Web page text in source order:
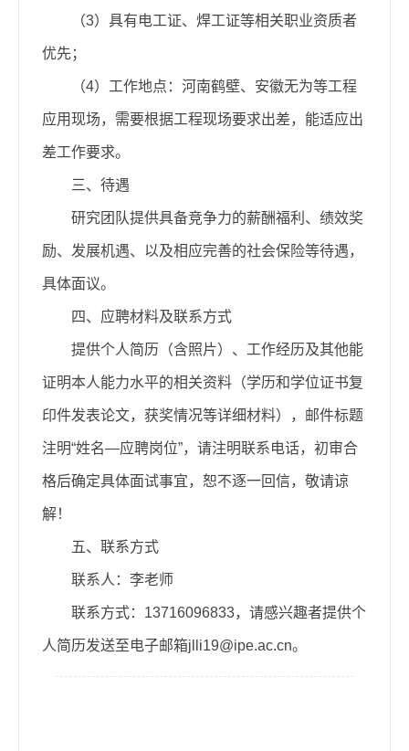
（3）具有电工证、焊工证等相关职业资质者
优先；
（4）工作地点：河南鹤壁、安徽无为等工程
应用现场，需要根据工程现场要求出差，能适应出
差工作要求。
三、待遇
研究团队提供具备竞争力的薪酬福利、绩效奖
励、发展机遇、以及相应完善的社会保险等待遇，
具体面议。
四、应聘材料及联系方式
提供个人简历（含照片）、工作经历及其他能
证明本人能力水平的相关资料（学历和学位证书复
印件发表论文，获奖情况等详细材料），邮件标题
注明“姓名—应聘岗位”，请注明联系电话，初审合
格后确定具体面试事宜，恕不逐一回信，敬请谅
解！
五、联系方式
联系人：李老师
联系方式：13716096833，请感兴趣者提供个
人简历发送至电子邮箱jlli19@ipe.ac.cn。